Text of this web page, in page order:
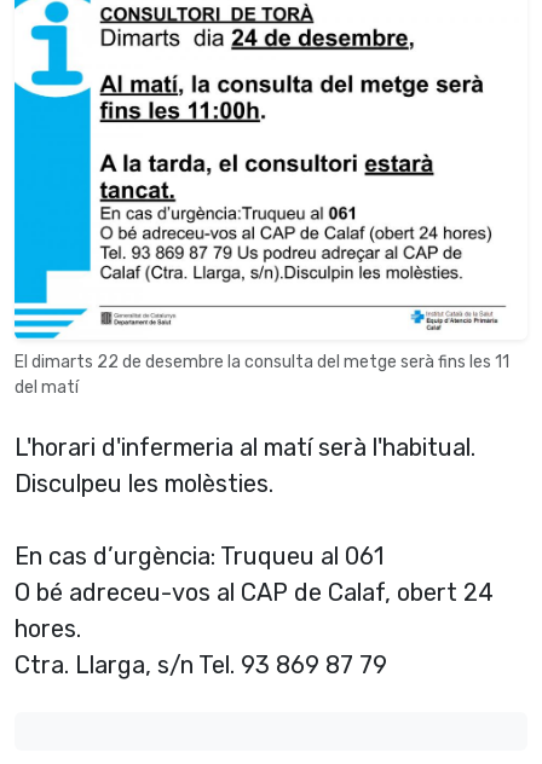
El dimarts 22 de desembre la consulta del metge serà fins les 11
del matí
L'horari d'infermeria al matí serà l'habitual.
Disculpeu les molèsties.
En cas d’urgència: Truqueu al 061
O bé adreceu-vos al CAP de Calaf, obert 24
hores.
Ctra. Llarga, s/n Tel. 93 869 87 79